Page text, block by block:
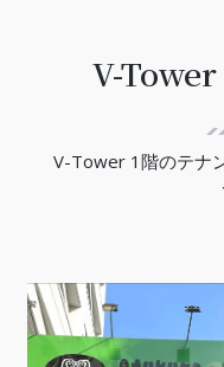
V-Tower
V-Tower 1階のテナ